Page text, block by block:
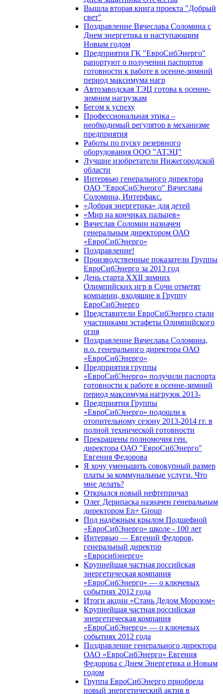
Вышла вторая книга проекта "Добрый
свет"
Поздравление Вячеслава Соломина с
Днем энергетика и наступающим
Новым годом
Предприятия ГК "ЕвроСибЭнерго"
рапортуют о получении паспортов
готовности к работе в осенне-зимний
период максимума нагр
Автозаводская ТЭЦ готова к осенне-
зимним нагрузкам
Бегом к успеху
Профессиональная этика –
необходимый регулятор в механизме
предприятия
Работы по пуску резервного
оборудования ООО "АТЭЦ"
Лучшие изобретатели Нижегородской
области
Интервью генерального директора
ОАО "ЕвроСибЭнеого" Вячеслава
Соломина, Интерфакс.
«Добрая энергетика» для детей
«Мир на кончиках пальцев»
Вячеслав Соломин назначен
генеральным директором ОАО
«ЕвроСибЭнерго»
Поздравление!
Производственные показатели Группы
ЕвроСибЭнерго за 2013 год
День старта XXII зимних
Олимпийских игр в Сочи отметят
компании, входящие в Группу
ЕвроСибЭнерго
Представители ЕвроСибЭнерго стали
участниками эстафеты Олимпийского
огня
Поздравление Вячеслава Соломина,
и.о. генерального директора ОАО
«ЕвроСибЭнерго»
Предприятия группы
«ЕвроСибЭнерго» получили паспорта
готовности к работе в осенне-зимний
период максимума нагрузок 2013-
Предприятия Группы
«ЕвроСибЭнерго» подошли к
отопительному сезону 2013-2014 гг. в
полной технической готовности
Прекращены полномочия ген.
директора ОАО "ЕвроСибЭнерго"
Евгения Федорова
Я хочу уменьшить совокупный размер
платы за коммунальные услуги. Что
мне делать?
Открылся новый нефтепричал
Олег Дерипаска назначен генеральным
директором En+ Group
Под надёжным крылом Подшефной
«ЕвроСибЭнерго» школе - 100 лет
Интервью — Евгений Федоров,
генеральный директор
«Евросибэнерго»
Крупнейшая частная российская
энергетическая компания
«ЕвроСибЭнерго» — о ключевых
событиях 2012 года
Итоги акции «Стань Дедом Морозом»
Крупнейшая частная российская
энергетическая компания
«ЕвроСибЭнерго» — о ключевых
событиях 2012 года
Поздравление генерального директора
ОАО «ЕвроСибЭнерго» Евгения
Федорова с Днем Энергетика и Новым
годом
Группа ЕвроСибЭнерго приобрела
новый энергетический актив в